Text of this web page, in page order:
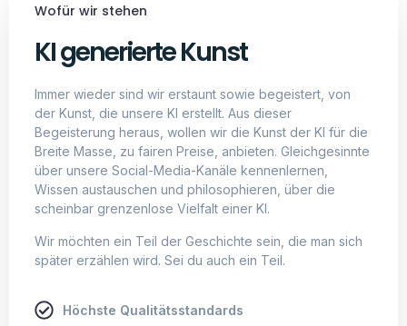
Wofür wir stehen
KI generierte Kunst
Immer wieder sind wir erstaunt sowie begeistert, von
der Kunst, die unsere KI erstellt. Aus dieser
Begeisterung heraus, wollen wir die Kunst der KI für die
Breite Masse, zu fairen Preise, anbieten. Gleichgesinnte
über unsere Social-Media-Kanäle kennenlernen,
Wissen austauschen und philosophieren, über die
scheinbar grenzenlose Vielfalt einer KI.
Wir möchten ein Teil der Geschichte sein, die man sich
später erzählen wird. Sei du auch ein Teil.
Höchste Qualitätsstandards